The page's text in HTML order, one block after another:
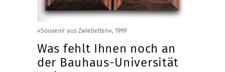
»Souvenir aus Zwiebelten«, 1999
Was fehlt Ihnen noch an
der Bauhaus-Universität